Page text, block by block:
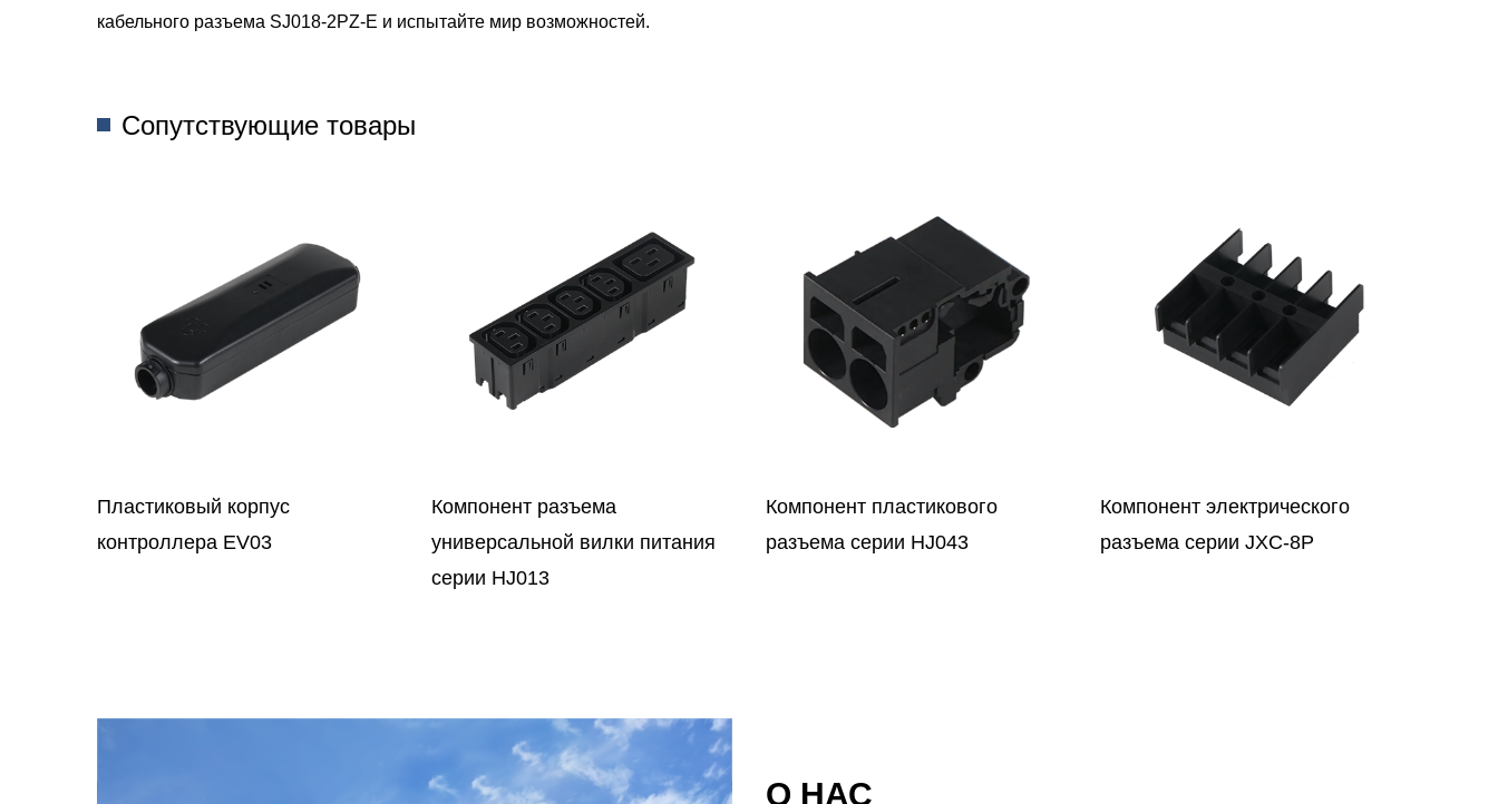
кабельного разъема SJ018-2PZ-E и испытайте мир возможностей.
Сопутствующие товары
Компонент разъема
универсальной вилки питания
Компонент пластикового
разъема серии HJ043
Компонент электрического
разъема серии JXC-8P
SJ018-2PZ-E Основание
разъема кабельной вилки
О НАС